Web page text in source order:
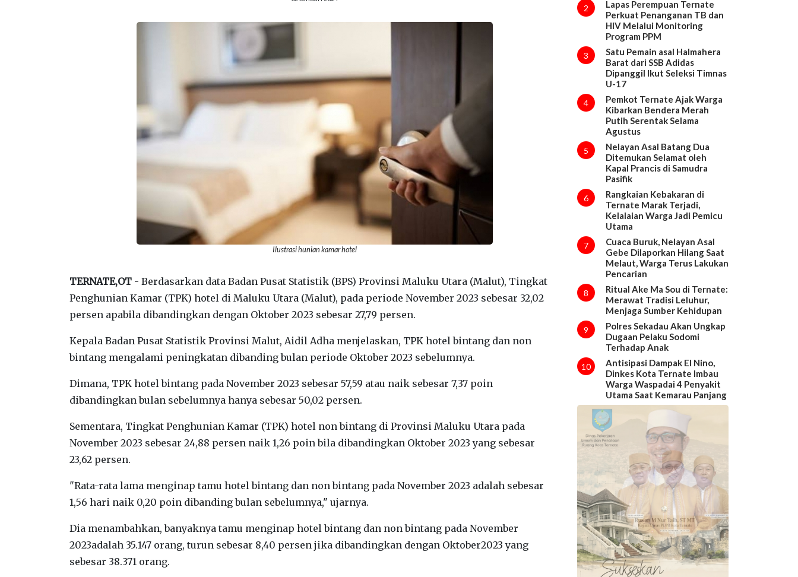
Ilustrasi hunian kamar hotel
TERNATE,OT - Berdasarkan data Badan Pusat Statistik (BPS) Provinsi Maluku Utara (Malut), Tingkat
Penghunian Kamar (TPK) hotel di Maluku Utara (Malut), pada periode November 2023 sebesar 32,02
persen apabila dibandingkan dengan Oktober 2023 sebesar 27,79 persen.
Kepala Badan Pusat Statistik Provinsi Malut, Aidil Adha menjelaskan, TPK hotel bintang dan non
bintang mengalami peningkatan dibanding bulan periode Oktober 2023 sebelumnya.
Dimana, TPK hotel bintang pada November 2023 sebesar 57,59 atau naik sebesar 7,37 poin
dibandingkan bulan sebelumnya hanya sebesar 50,02 persen.
Sementara, Tingkat Penghunian Kamar (TPK) hotel non bintang di Provinsi Maluku Utara pada
November 2023 sebesar 24,88 persen naik 1,26 poin bila dibandingkan Oktober 2023 yang sebesar
23,62 persen.
"Rata-rata lama menginap tamu hotel bintang dan non bintang pada November 2023 adalah sebesar
1,56 hari naik 0,20 poin dibanding bulan sebelumnya," ujarnya.
Dia menambahkan, banyaknya tamu menginap hotel bintang dan non bintang pada November
2023adalah 35.147 orang, turun sebesar 8,40 persen jika dibandingkan dengan Oktober2023 yang
sebesar 38.371 orang.
2
Lapas Perempuan Ternate
Perkuat Penanganan TB dan
HIV Melalui Monitoring
Program PPM
3
Satu Pemain asal Halmahera
Barat dari SSB Adidas
Dipanggil Ikut Seleksi Timnas
U-17
4
Pemkot Ternate Ajak Warga
Kibarkan Bendera Merah
Putih Serentak Selama
Agustus
5
Nelayan Asal Batang Dua
Ditemukan Selamat oleh
Kapal Prancis di Samudra
Pasifik
6
Rangkaian Kebakaran di
Ternate Marak Terjadi,
Kelalaian Warga Jadi Pemicu
Utama
7
Cuaca Buruk, Nelayan Asal
Gebe Dilaporkan Hilang Saat
Melaut, Warga Terus Lakukan
Pencarian
8
Ritual Ake Ma Sou di Ternate:
Merawat Tradisi Leluhur,
Menjaga Sumber Kehidupan
9
Polres Sekadau Akan Ungkap
Dugaan Pelaku Sodomi
Terhadap Anak
10
Antisipasi Dampak El Nino,
Dinkes Kota Ternate Imbau
Warga Waspadai 4 Penyakit
Utama Saat Kemarau Panjang